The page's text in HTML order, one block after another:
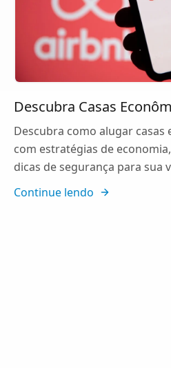
Descubra Casas
Descubra como alugar casas
com estratégias de
dicas de segurança para sua
Continue lendo